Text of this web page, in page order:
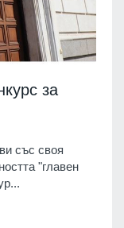
за
със своя
"главен